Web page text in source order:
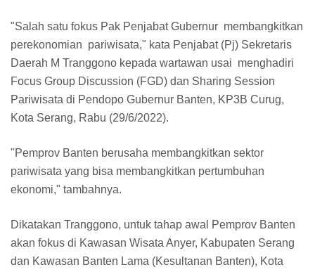
"Salah satu fokus Pak Penjabat Gubernur membangkitkan
perekonomian pariwisata," kata Penjabat (Pj) Sekretaris
Daerah M Tranggono kepada wartawan usai menghadiri
Focus Group Discussion (FGD) dan Sharing Session
Pariwisata di Pendopo Gubernur Banten, KP3B Curug,
Kota Serang, Rabu (29/6/2022).
"Pemprov Banten berusaha membangkitkan sektor
pariwisata yang bisa membangkitkan pertumbuhan
ekonomi," tambahnya.
Dikatakan Tranggono, untuk tahap awal Pemprov Banten
akan fokus di Kawasan Wisata Anyer, Kabupaten Serang
dan Kawasan Banten Lama (Kesultanan Banten), Kota